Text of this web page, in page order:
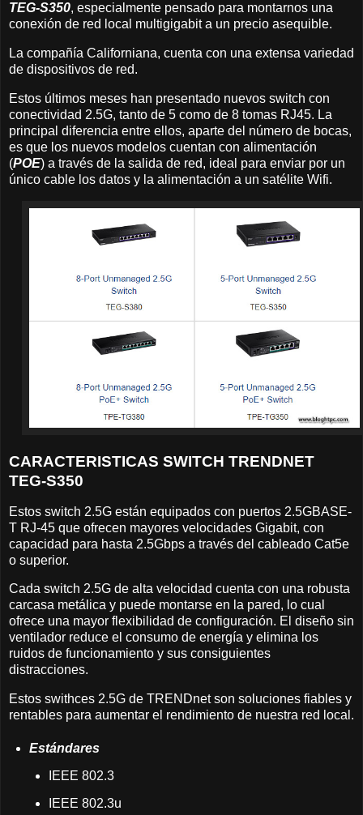
TEG-S350, especialmente pensado para montarnos una
conexión de red local multigigabit a un precio asequible.
La compañía Californiana, cuenta con una extensa variedad
de dispositivos de red.
Estos últimos meses han presentado nuevos switch con
conectividad 2.5G, tanto de 5 como de 8 tomas RJ45. La
principal diferencia entre ellos, aparte del número de bocas,
es que los nuevos modelos cuentan con alimentación
(POE) a través de la salida de red, ideal para enviar por un
único cable los datos y la alimentación a un satélite Wifi.
CARACTERISTICAS SWITCH TRENDNET
TEG-S350
Estos switch 2.5G están equipados con puertos 2.5GBASE-
T RJ-45 que ofrecen mayores velocidades Gigabit, con
capacidad para hasta 2.5Gbps a través del cableado Cat5e
o superior.
Cada switch 2.5G de alta velocidad cuenta con una robusta
carcasa metálica y puede montarse en la pared, lo cual
ofrece una mayor flexibilidad de configuración. El diseño sin
ventilador reduce el consumo de energía y elimina los
ruidos de funcionamiento y sus consiguientes
distracciones.
Estos swithces 2.5G de TRENDnet son soluciones fiables y
rentables para aumentar el rendimiento de nuestra red local.
Estándares
IEEE 802.3
IEEE 802.3u